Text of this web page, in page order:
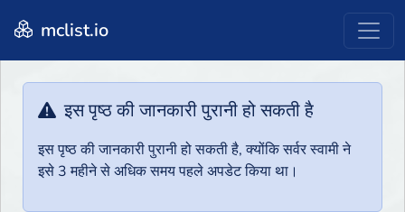
mclist.io
इस पृष्ठ की जानकारी पुरानी हो सकती है
इस पृष्ठ की जानकारी पुरानी हो सकती है, क्योंकि सर्वर स्वामी ने
इसे 3 महीने से अधिक समय पहले अपडेट किया था।